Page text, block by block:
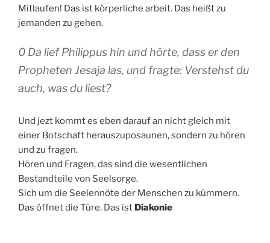
Mitlaufen! Das ist körperliche arbeit. Das heißt zu
jemanden zu gehen.
0 Da lief Philippus hin und hörte, dass er den
Propheten Jesaja las, und fragte: Verstehst du
auch, was du liest?
Und jezt kommt es eben darauf an nicht gleich mit
einer Botschaft herauszuposaunen, sondern zu hören
und zu fragen.
Hören und Fragen, das sind die wesentlichen
Bestandteile von Seelsorge.
Sich um die Seelennöte der Menschen zu kümmern.
Das öffnet die Türe. Das ist Diakonie